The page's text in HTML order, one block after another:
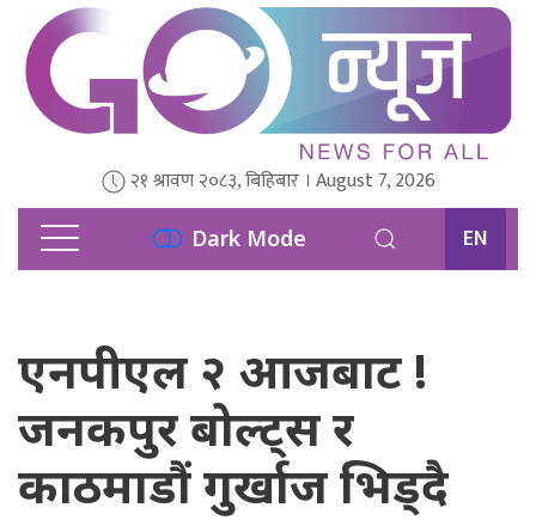
२१ श्रावण २०८३, बिहिबार । August 7, 2026
Dark Mode EN
एनपीएल २ आजबाट !
जनकपुर बोल्ट्स र
काठमाडौं गुर्खाज भिड्दै